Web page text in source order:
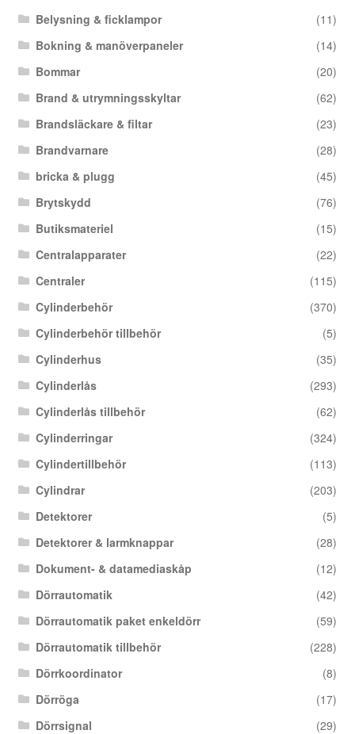
Belysning & ficklampor
(11)
Bokning & manöverpaneler
(14)
Bommar
(20)
Brand & utrymningsskyltar
(62)
Brandsläckare & filtar
(23)
Brandvarnare
(28)
bricka & plugg
(45)
Brytskydd
(76)
Butiksmateriel
(15)
Centralapparater
(22)
Centraler
(115)
Cylinderbehör
(370)
Cylinderbehör tillbehör
(5)
Cylinderhus
(35)
Cylinderlås
(293)
Cylinderlås tillbehör
(62)
Cylinderringar
(324)
Cylindertillbehör
(113)
Cylindrar
(203)
Detektorer
(5)
Detektorer & larmknappar
(28)
Dokument- & datamediaskåp
(12)
Dörrautomatik
(42)
Dörrautomatik paket enkeldörr
(59)
Dörrautomatik tillbehör
(228)
Dörrkoordinator
(8)
Dörröga
(17)
Dörrsignal
(29)